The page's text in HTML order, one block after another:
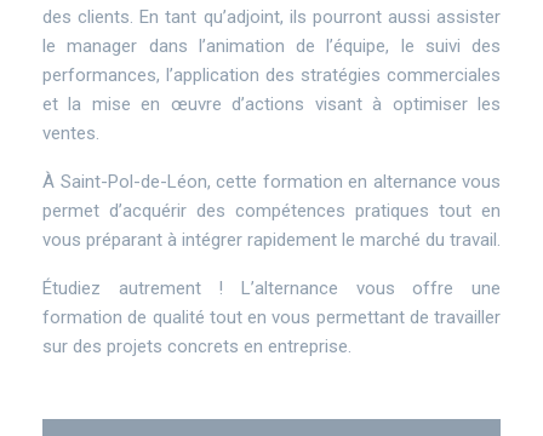
des clients. En tant qu’adjoint, ils pourront aussi assister
le manager dans l’animation de l’équipe, le suivi des
performances, l’application des stratégies commerciales
et la mise en œuvre d’actions visant à optimiser les
ventes.
À Saint-Pol-de-Léon, cette formation en alternance vous
permet d’acquérir des compétences pratiques tout en
vous préparant à intégrer rapidement le marché du travail.
Étudiez autrement ! L’alternance vous offre une
formation de qualité tout en vous permettant de travailler
sur des projets concrets en entreprise.